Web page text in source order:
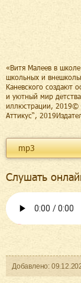
«Витя Малеев в
школьных и
Каневского создают
и уютный мир
иллюстрации, 2019©
Аттикус“,
mp3
Слушать
Добавленo: